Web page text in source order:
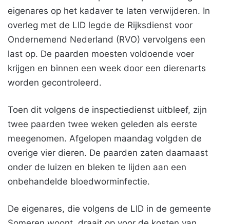
eigenares op het kadaver te laten verwijderen. In
overleg met de LID legde de Rijksdienst voor
Ondernemend Nederland (RVO) vervolgens een
last op. De paarden moesten voldoende voer
krijgen en binnen een week door een dierenarts
worden gecontroleerd.
Toen dit volgens de inspectiedienst uitbleef, zijn
twee paarden twee weken geleden als eerste
meegenomen. Afgelopen maandag volgden de
overige vier dieren. De paarden zaten daarnaast
onder de luizen en bleken te lijden aan een
onbehandelde bloedworminfectie.
De eigenares, die volgens de LID in de gemeente